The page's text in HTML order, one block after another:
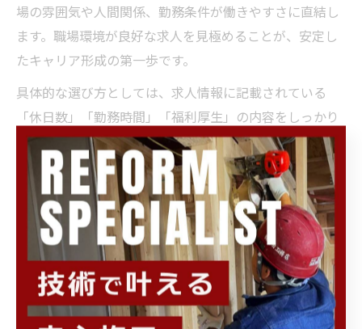
場の雰囲気や人間関係、勤務条件が働きやすさに直結し
ます。職場環境が良好な求人を見極めることが、安定し
たキャリア形成の第一歩です。
具体的な選び方としては、求人情報に記載されている
「休日数」「勤務時間」「福利厚生」の内容をしっかり
確認しましょう。さらに、現場見学や面談時に実際の職
場の雰囲気や先輩大工の働きぶりを観察することも重要
です。例えば、直行直帰が可能かどうかや、未経験者へ
のフォロー体制が整っているかなども、長く働く上で大
切なポイントです。
また、門真市はアクセスが良く、通勤の負担が軽減でき
る点も魅力です。地元で腰を据えて働きたい方にとって
は、地場の工務店やリフォーム会社が提供する求人もお